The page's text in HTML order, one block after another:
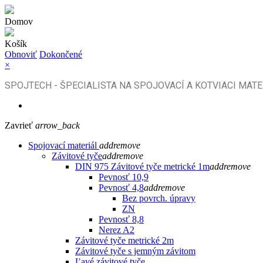
Domov
Košík
Obnoviť Dokončené
×
SPOJTECH - ŠPECIALISTA NA SPOJOVACÍ A KOTVIACI
Zavrieť arrow_back
Spojovací materiál addremove
Závitové tyčeaddremove
DIN 975 Závitové tyče metrické 1maddremove
Pevnosť 10,9
Pevnosť 4,8addremove
Bez povrch. úpravy
ZN
Pevnosť 8,8
Nerez A2
Závitové tyče metrické 2m
Závitové tyče s jemným závitom